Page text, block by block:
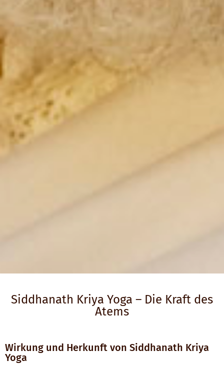
Siddhanath Kriya Yoga – Die Kraft des
Atems
Wirkung und Herkunft von Siddhanath Kriya
Yoga